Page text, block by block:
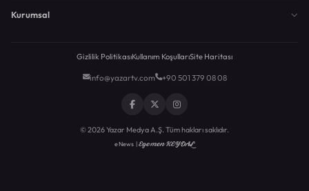
Kurumsal
Gizlilik PolitikasıKullanım KoşullarıSite Haritası
info@yazartv.com +90 501 379 08 08
© 2026 Yazar Medya A.Ş. Tüm hakları saklıdır.
eNews |Egemen KEYDAL